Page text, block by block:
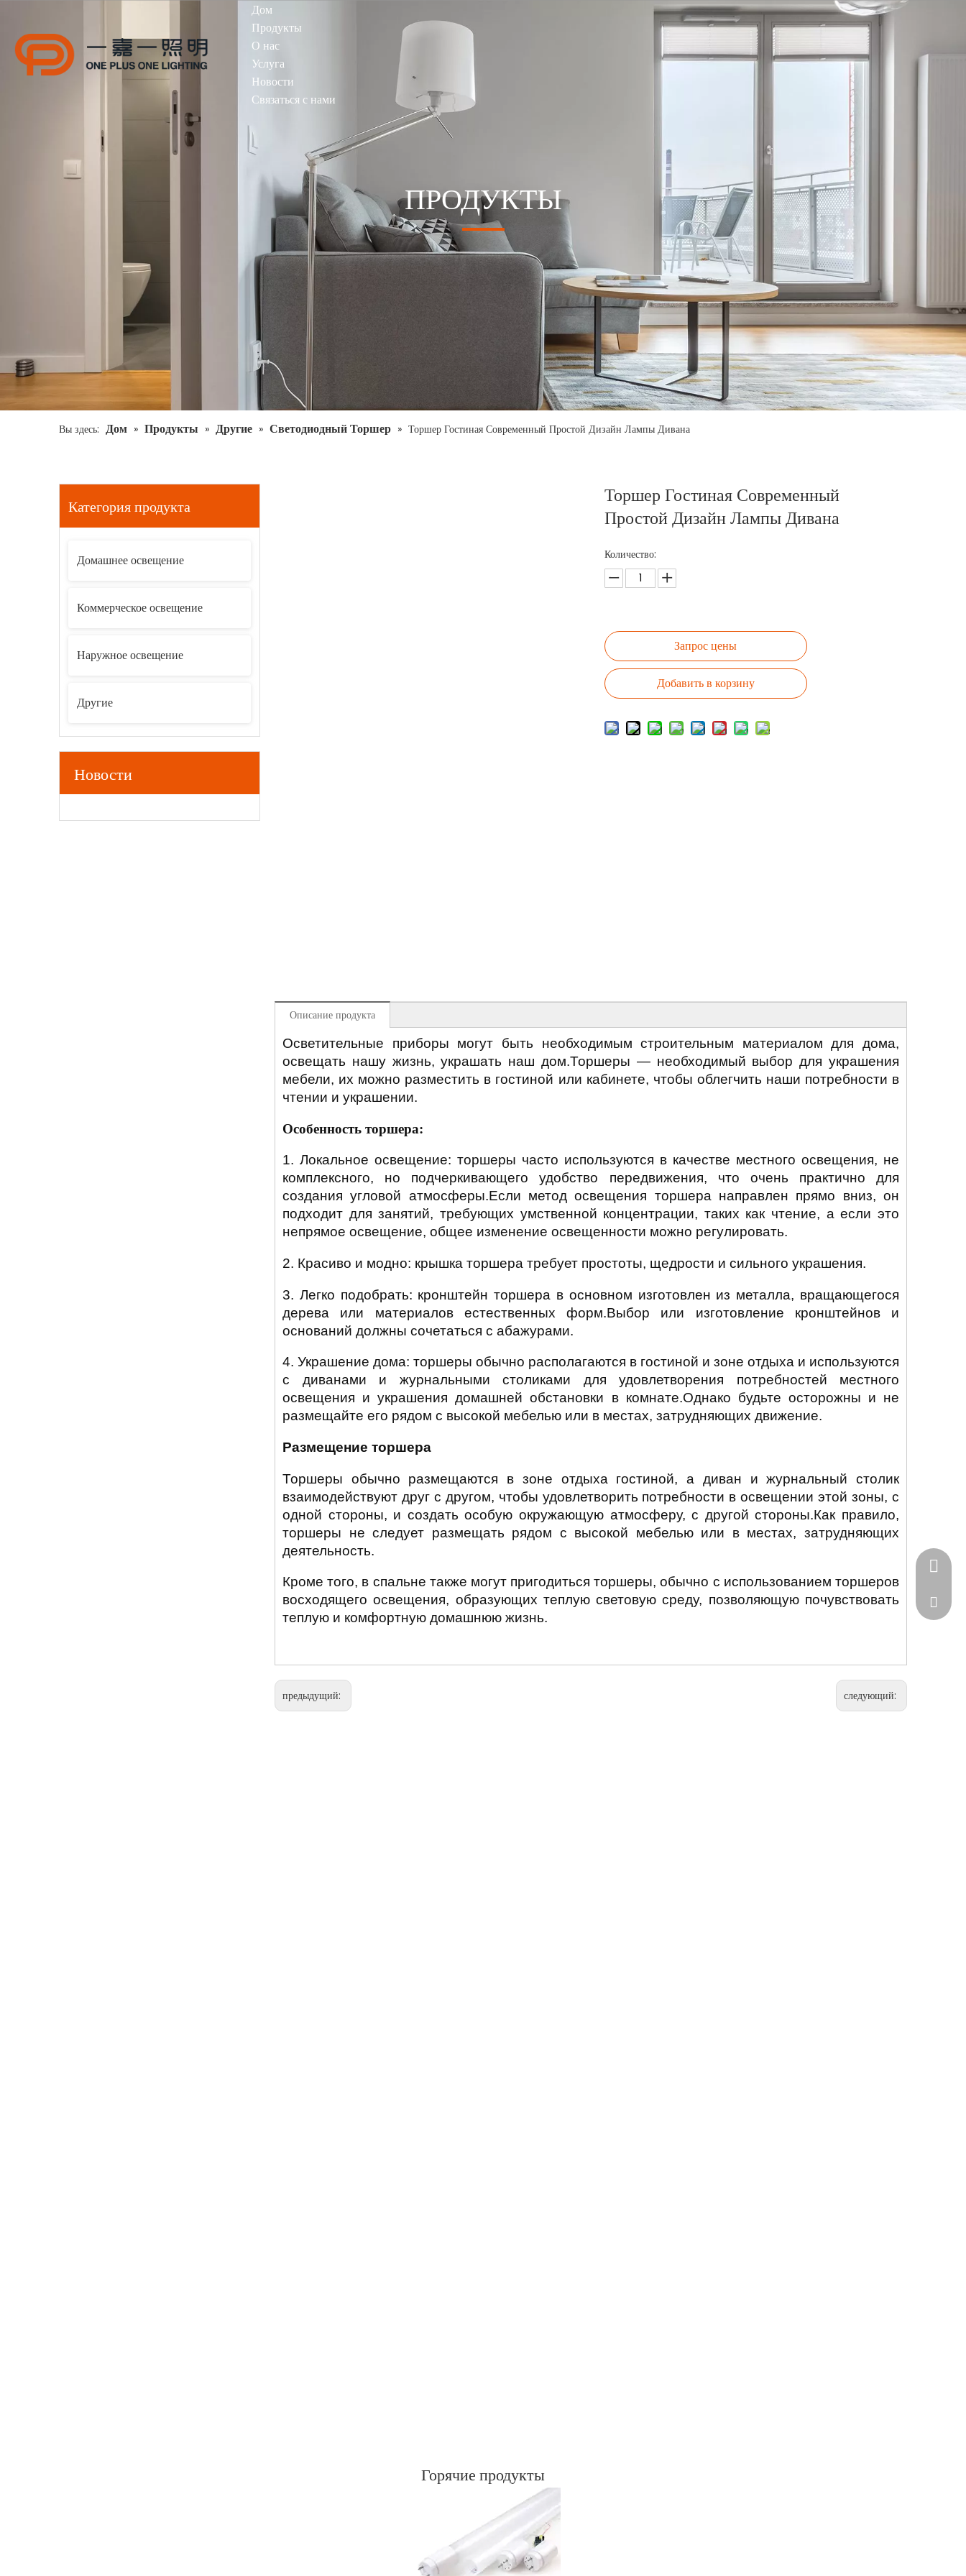
Дом
Продукты
О нас
Услуга
Новости
Связаться с нами
ПРОДУКТЫ
Вы здесь: Дом » Продукты » Другие » Светодиодный Торшер » Торшер Гостиная Современный Простой Дизайн Лампы Дивана
Категория продукта
Домашнее освещение
Коммерческое освещение
Наружное освещение
Другие
Новости
Торшер Гостиная Современный
Простой Дизайн Лампы Дивана
Количество:
Запрос цены
Добавить в корзину
Описание продукта
Осветительные приборы могут быть необходимым строительным материалом для дома,
освещать нашу жизнь, украшать наш дом.Торшеры — необходимый выбор для украшения
мебели, их можно разместить в гостиной или кабинете, чтобы облегчить наши потребности в
чтении и украшении.
Особенность торшера:
1. Локальное освещение: торшеры часто используются в качестве местного освещения, не
комплексного, но подчеркивающего удобство передвижения, что очень практично для
создания угловой атмосферы.Если метод освещения торшера направлен прямо вниз, он
подходит для занятий, требующих умственной концентрации, таких как чтение, а если это
непрямое освещение, общее изменение освещенности можно регулировать.
2. Красиво и модно: крышка торшера требует простоты, щедрости и сильного украшения.
3. Легко подобрать: кронштейн торшера в основном изготовлен из металла, вращающегося
дерева или материалов естественных форм.Выбор или изготовление кронштейнов и
оснований должны сочетаться с абажурами.
4. Украшение дома: торшеры обычно располагаются в гостиной и зоне отдыха и используются
с диванами и журнальными столиками для удовлетворения потребностей местного
освещения и украшения домашней обстановки в комнате.Однако будьте осторожны и не
размещайте его рядом с высокой мебелью или в местах, затрудняющих движение.
Размещение торшера
Торшеры обычно размещаются в зоне отдыха гостиной, а диван и журнальный столик
взаимодействуют друг с другом, чтобы удовлетворить потребности в освещении этой зоны, с
одной стороны, и создать особую окружающую атмосферу, с другой стороны.Как правило,
торшеры не следует размещать рядом с высокой мебелью или в местах, затрудняющих
деятельность.
Кроме того, в спальне также могут пригодиться торшеры, обычно с использованием торшеров
восходящего освещения, образующих теплую световую среду, позволяющую почувствовать
теплую и комфортную домашнюю жизнь.
предыдущий: следующий:
Горячие продукты
+86-